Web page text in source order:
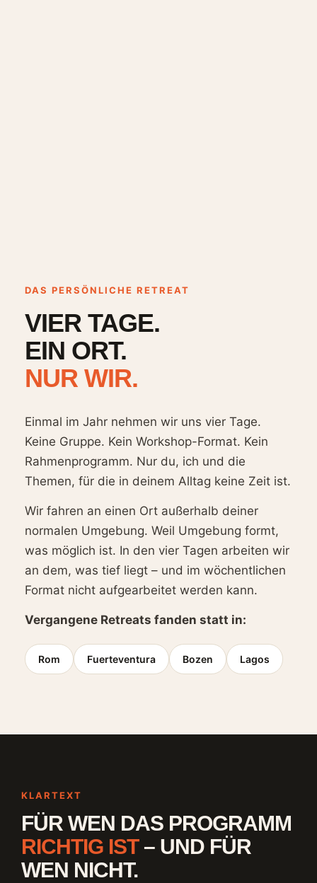
DAS PERSÖNLICHE RETREAT
VIER TAGE.
EIN ORT.
NUR WIR.
Einmal im Jahr nehmen wir uns vier Tage.
Keine Gruppe. Kein Workshop-Format. Kein
Rahmenprogramm. Nur du, ich und die
Themen, für die in deinem Alltag keine Zeit ist.
Wir fahren an einen Ort außerhalb deiner
normalen Umgebung. Weil Umgebung formt,
was möglich ist. In den vier Tagen arbeiten wir
an dem, was tief liegt – und im wöchentlichen
Format nicht aufgearbeitet werden kann.
Vergangene Retreats fanden statt in:
Rom Fuerteventura Bozen Lagos
KLARTEXT
FÜR WEN DAS PROGRAMM
RICHTIG IST– UND FÜR
WEN NICHT.